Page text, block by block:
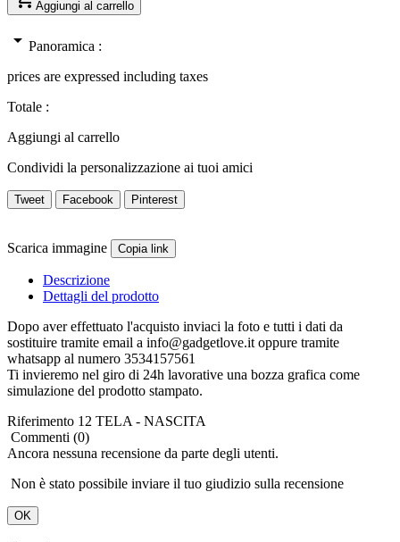
Aggiungi al carrello
arrow_drop_down Panoramica :
prices are expressed including taxes
Totale :
Aggiungi al carrello
Condividi la personalizzazione ai tuoi amici
Tweet Facebook Pinterest
Scarica immagine Copia link
Descrizione
Dettagli del prodotto
Dopo aver effettuato l'acquisto inviaci la foto e tutti i dati da
sostituire tramite email a info@gadgetlove.it oppure tramite
whatsapp al numero 3534157561
Ti invieremo nel giro di 24h lavorative una bozza grafica come
simulazione del prodotto stampato.
Riferimento 12 TELA - NASCITA
Commenti (0)
Ancora nessuna recensione da parte degli utenti.
Non è stato possibile inviare il tuo giudizio sulla recensione
OK